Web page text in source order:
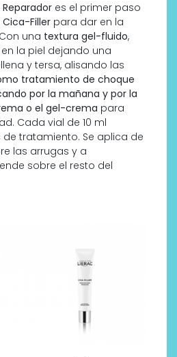
es el primer paso
Cica-Filler para dar en la
una textura gel-fluido,
la piel dejando una
y tersa, alisando las
tratamiento de choque
por la mañana y por la
o el gel-crema para
Cada vial de 10 ml
tratamiento. Se aplica de
las arrugas y a
sobre el resto del